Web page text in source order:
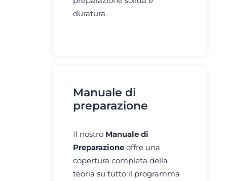
duratura.
Manuale di
preparazione
Il nostro Manuale di
Preparazione offre una
copertura completa della
teoria su tutto il programma